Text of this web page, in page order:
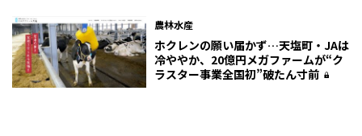
農林水産
ホクレンの願い届かず…天塩町・JAは
冷ややか、20億円メガファームが“ク
ラスター事業全国初”破たん寸前